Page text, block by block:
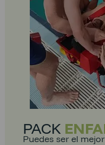
PACK
Puedes ser el